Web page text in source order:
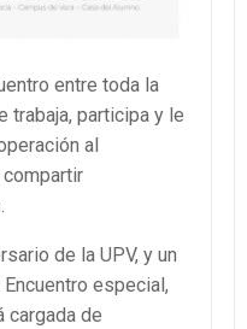
entre toda la
trabaja, participa y le
al
de la UPV, y un
especial,
cargada de